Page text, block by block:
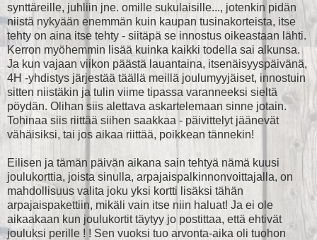
synttäreille, juhliin jne. omille sukulaisille..., jotenkin pidän
niistä nykyään enemmän kuin kaupan tusinakorteista, itse
tehty on aina itse tehty - siitäpä se innostus oikeastaan lähti.
Kerron myöhemmin lisää kuinka kaikki todella sai alkunsa.
Ja kun vajaan viikon päästä lauantaina, itsenäisyyspäivänä,
4H -yhdistys järjestää täällä meillä joulumyyjäiset, innostuin
sitten niistäkin ja tulin viime tipassa varanneeksi sieltä
pöydän. Olihan siis alettava askartelemaan sinne jotain.
Tohinaa siis riittää siihen saakkaa - päivittelyt jäänevät
vähäisiksi, tai jos aikaa riittää, poikkean tännekin!
Eilisen ja tämän päivän aikana sain tehtyä nämä kuusi
joulukorttia, joista sinulla, arpajaispalkinnonvoittajalla, on
mahdollisuus valita joku yksi kortti lisäksi tähän
arpajaispakettiin, mikäli vain itse niin haluat! Ja ei ole
aikaakaan kun joulukortit täytyy jo postittaa, että ehtivät
jouluksi perille ! ! Sen vuoksi tuo arvonta-aika oli tuohon